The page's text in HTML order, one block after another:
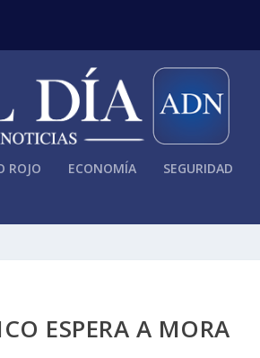
ROJO ECONOMÍA SEGURIDAD
ESPERA A MORA